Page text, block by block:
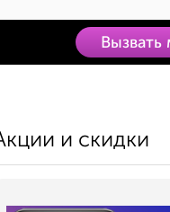
Вызвать
и скидки